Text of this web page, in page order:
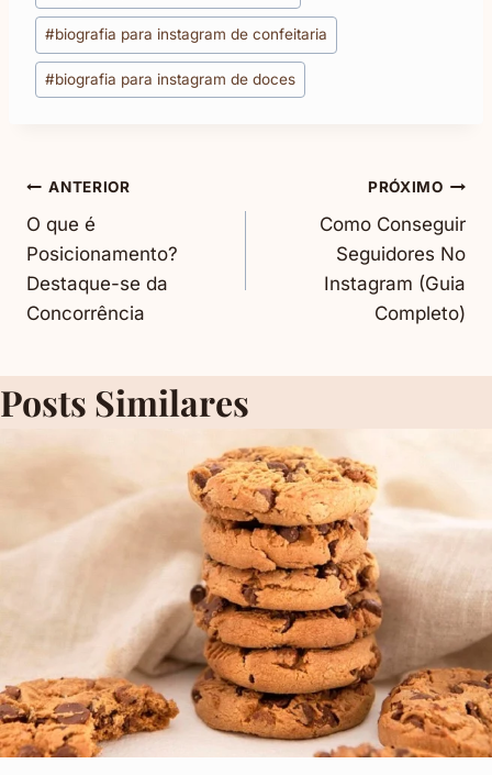
#biografia para instagram de confeitaria
#biografia para instagram de doces
Navegação
De
Post
ANTERIOR
O que é
Posicionamento?
Destaque-se da
Concorrência
PRÓXIMO
Como Conseguir
Seguidores No
Instagram (Guia
Completo)
Posts Similares